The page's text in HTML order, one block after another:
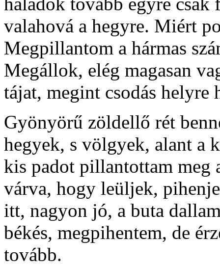
valahová a hegyre. Miért
Megpillantom a hármas
Megállok, elég magasan
tájat, megint csodás helyre
Gyönyörű zöldellő rét
hegyek, s völgyek, alant a
kis padot pillantottam meg
várva, hogy leüljek,
itt, nagyon jó, a buta
békés, megpihentem, de
tovább.